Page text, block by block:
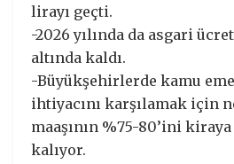
lirayı geçti.
-2026 yılında da asgari
altında kaldı.
-Büyükşehirlerde kamu
ihtiyacını karşılamak için
maaşının %75-80’ini
kalıyor.